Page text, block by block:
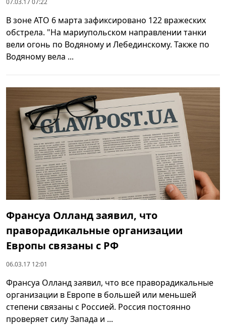
07.03.17 07:22
В зоне АТО 6 марта зафиксировано 122 вражеских
обстрела. "На мариупольском направлении танки
вели огонь по Водяному и Лебединскому. Также по
Водяному вела ...
Франсуа Олланд заявил, что
праворадикальные организации
Европы связаны с РФ
06.03.17 12:01
Франсуа Олланд заявил, что все праворадикальные
организации в Европе в большей или меньшей
степени связаны с Россией. Россия постоянно
проверяет силу Запада и ...